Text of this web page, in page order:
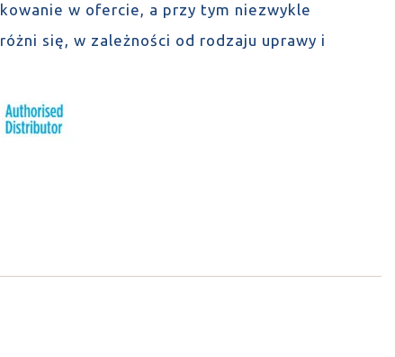
w ofercie, a przy tym niezwykle
się, w zależności od rodzaju uprawy i